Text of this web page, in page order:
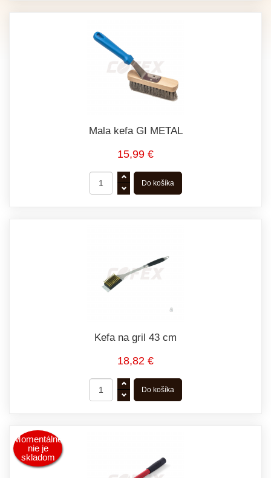
Mala kefa GI METAL
15,99 €
Kefa na gril 43 cm
18,82 €
Momentálne
nie je
skladom